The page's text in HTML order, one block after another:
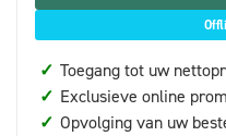
✓ Toegang tot uw
✓ Exclusieve online
✓ Opvolging van uw